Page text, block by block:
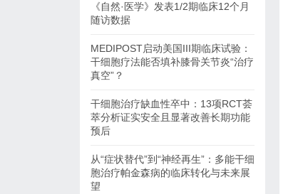
《自然·医学》发表1/2期临床12个月
随访数据
MEDIPOST启动美国III期临床试验：
干细胞疗法能否填补膝骨关节炎“治疗
真空”？
干细胞治疗缺血性卒中：13项RCT荟
萃分析证实安全且显著改善长期功能
预后
从“症状替代”到“神经再生”：多能干细
胞治疗帕金森病的临床转化与未来展
望